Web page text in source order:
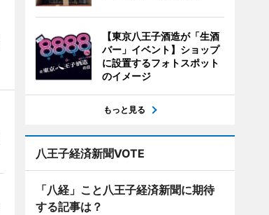
【東京八王子酒造が「生酒
バー」イベント】ショップ
に設置するフォトスポット
のイメージ
もっと見る
八王子経済新聞VOTE
「八経」こと八王子経済新聞に期待
する記事は？